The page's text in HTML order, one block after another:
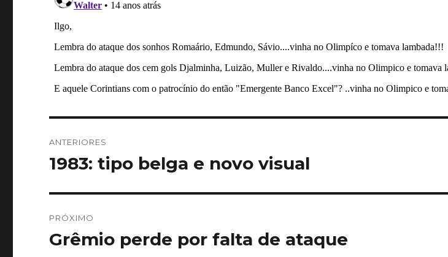
de
ANTERIORES
Post
1983: tipo belga e novo visual
PRÓXIMO
Próximo
Grêmio perde por falta de ataque